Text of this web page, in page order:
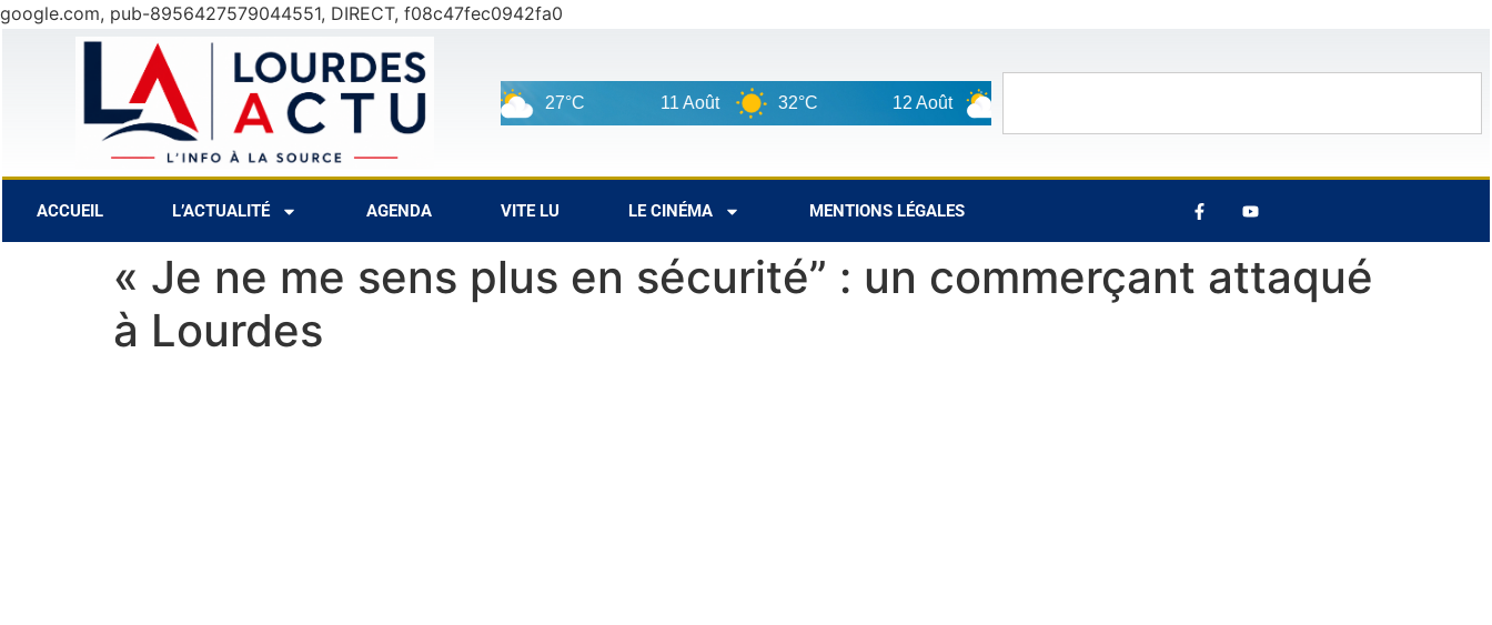
google.com, pub-8956427579044551, DIRECT, f08c47fec0942fa0
9 Août 31°C 27°C 11 Août 32°C 12 Août 30°C
ACCUEIL L’ACTUALITÉ AGENDA VITE LU LE CINÉMA MENTIONS LÉGALES
« Je ne me sens plus en sécurité” : un commerçant attaqué
à Lourdes